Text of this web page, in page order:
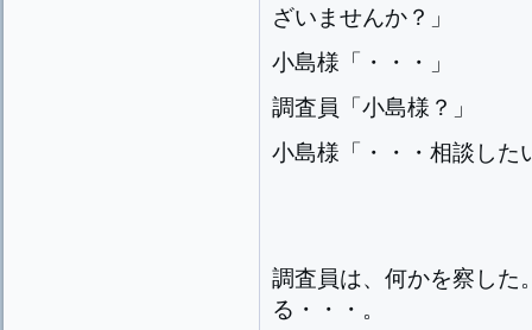
ざいませんか？」
小島様「・・・」
調査員「小島様？」
小島様「・・・相談した
調査員は、何かを察した
る・・・。